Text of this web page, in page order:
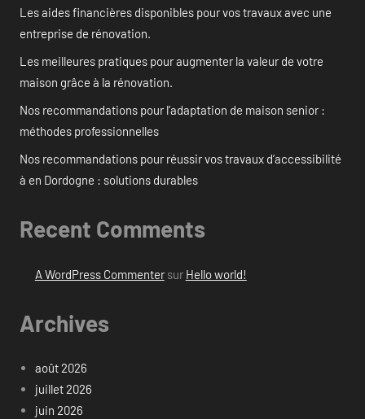
Les aides financières disponibles pour vos travaux avec une
entreprise de rénovation.
Les meilleures pratiques pour augmenter la valeur de votre
maison grâce à la rénovation.
Nos recommandations pour l’adaptation de maison senior :
méthodes professionnelles
Nos recommandations pour réussir vos travaux d’accessibilité
à en Dordogne : solutions durables
Recent Comments
A WordPress Commentersur Hello world!
Archives
août 2026
juillet 2026
juin 2026